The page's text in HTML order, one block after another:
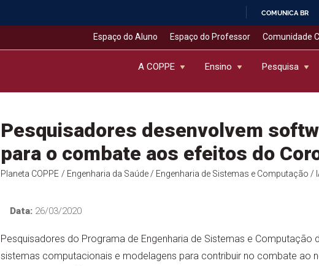
COMUNICA BR
Espaço do Aluno Espaço do Professor Comunidade
A COPPE Ensino Pesquisa
Pesquisadores desenvolvem
para o combate aos efeitos do
Planeta COPPE / Engenharia da Saúde/ Engenharia de Sistemas e Computação /
Data:26/03/2020
Pesquisadores do Programa de Engenharia de Sistemas e Computação
sistemas computacionais e modelagens para contribuir no combate ao